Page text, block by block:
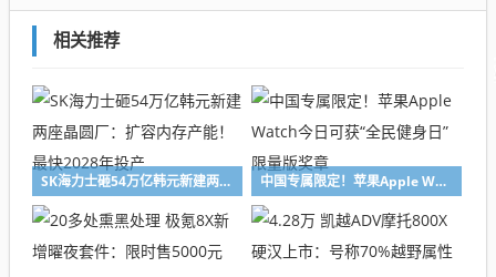
相关推荐
SK海力士砸54万亿韩元新建两座晶圆厂：扩容内存产能！最快2028年投产 中国专属限定！苹果Apple Watch今日可获“全民健身日”限量版奖章